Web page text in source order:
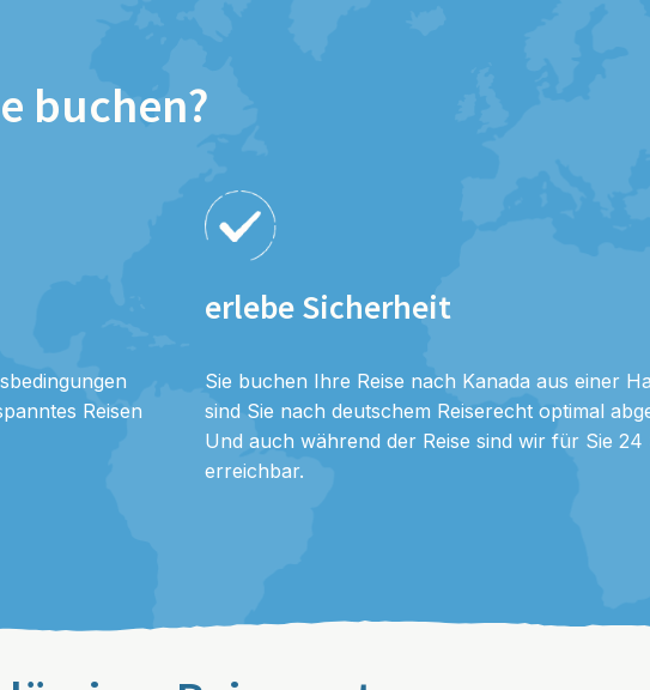
buchen?
Reisen
erlebe Sicherheit
Sie buchen Ihre Reise nach Kanada aus einer
sind Sie nach deutschem Reiserecht optimal
Und auch während der Reise sind wir für Sie 24
erreichbar.